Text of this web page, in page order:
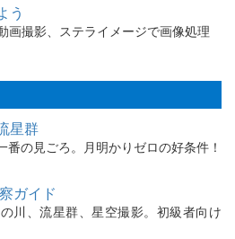
う
画撮影、ステライメージで画像処理
星群
番の見ごろ。月明かりゼロの好条件！
ガイド
川、流星群、星空撮影。初級者向け